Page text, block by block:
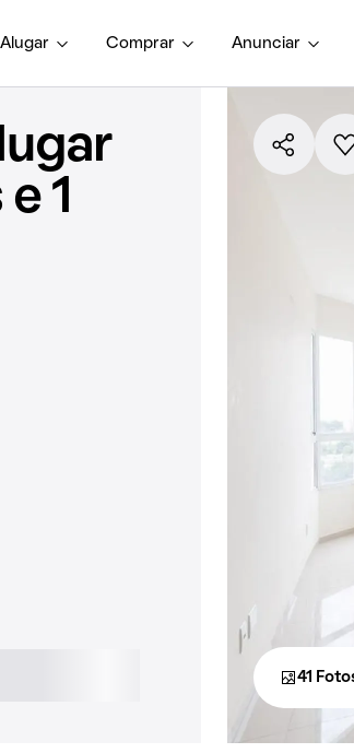
Alugar Comprar Anunciar
1
41